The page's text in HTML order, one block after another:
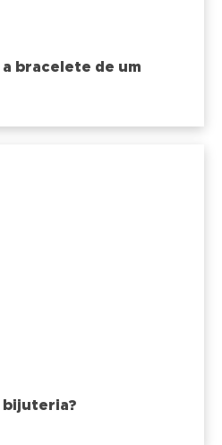
bracelete de um
bijuteria?